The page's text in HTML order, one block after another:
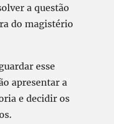
a questão
do magistério
esse
apresentar a
e decidir os